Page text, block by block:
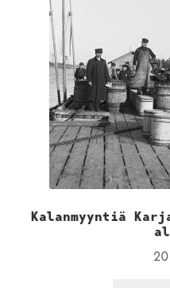
Kalanmyyntiä